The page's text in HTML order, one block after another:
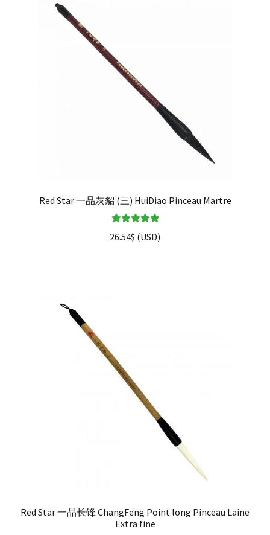
Red Star 一品灰貂 (三) HuiDiao Pinceau Martre
5
26.54$ (USD)
Red Star 一品长锋 ChangFeng Point long Pinceau Laine
Extra fine